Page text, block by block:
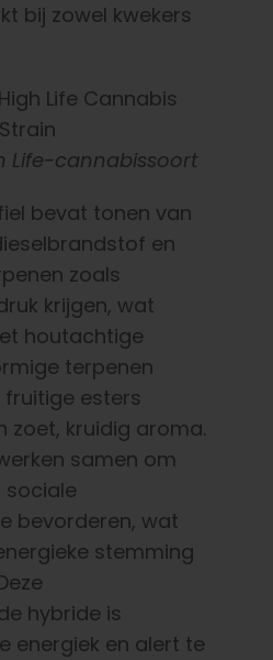
bij zowel kwekers
Life-cannabissoort
bevat tonen van
en
zoals
krijgen, wat
houtachtige
terpenen
fruitige esters
zoet, kruidig aroma.
samen om
sociale
bevorderen, wat
stemming
hybride is
energiek en alert te